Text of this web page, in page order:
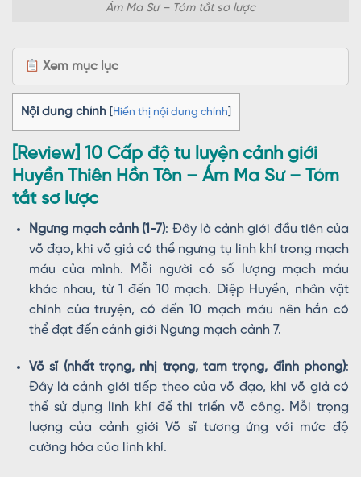
Ám Ma Sư – Tóm tắt sơ lược
Xem mục lục
Nội dung chính Hiển thị nội dung chính
[Review] 10 Cấp độ tu luyện cảnh giới
Huyền Thiên Hồn Tôn – Ám Ma Sư – Tóm
tắt sơ lược
Ngưng mạch cảnh (1-7): Đây là cảnh giới đầu tiên của
võ đạo, khi võ giả có thể ngưng tụ linh khí trong mạch
máu của mình. Mỗi người có số lượng mạch máu
khác nhau, từ 1 đến 10 mạch. Diệp Huyền, nhân vật
chính của truyện, có đến 10 mạch máu nên hắn có
thể đạt đến cảnh giới Ngưng mạch cảnh 7.
Võ sĩ (nhất trọng, nhị trọng, tam trọng, đỉnh phong):
Đây là cảnh giới tiếp theo của võ đạo, khi võ giả có
thể sử dụng linh khí để thi triển võ công. Mỗi trọng
lượng của cảnh giới Võ sĩ tương ứng với mức độ
cường hóa của linh khí.